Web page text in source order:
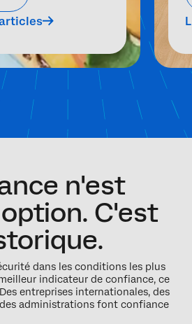
n'est
C'est
dans les conditions les plus
indicateur de confiance, ce
entreprises internationales, des
administrations font confiance